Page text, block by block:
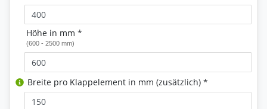
Höhe in mm *
(600 - 2500 mm)
Breite pro Klappelement in mm (zusätzlich) *